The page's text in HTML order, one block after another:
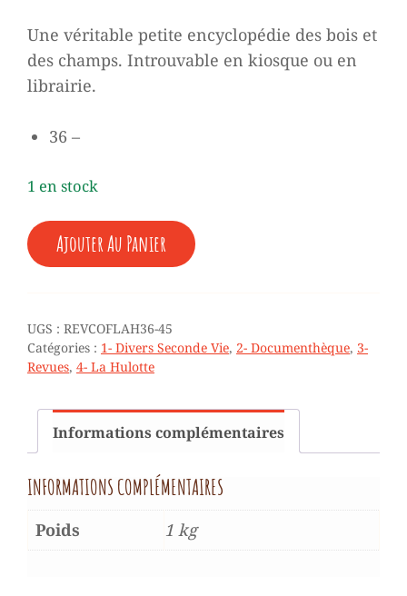
Une véritable petite encyclopédie des bois et
des champs. Introuvable en kiosque ou en
librairie.
36 –
1 en stock
QUANTITÉ
DE
♥
HULOTTE
(COFFRET
N°
Ajouter Au Panier
UGS : REVCOFLAH36-45
Catégories : 1- Divers Seconde Vie, 2- Documenthèque, 3-
Revues, 4- La Hulotte
Informations complémentaires
INFORMATIONS COMPLÉMENTAIRES
Poids 1 kg